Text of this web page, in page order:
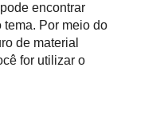
encontrar
tema. Por meio do
de material
for utilizar o